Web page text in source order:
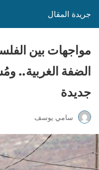
جريدة المقال
مواجهات بين
الضفة الغربية..
جديدة
سامي يوسف